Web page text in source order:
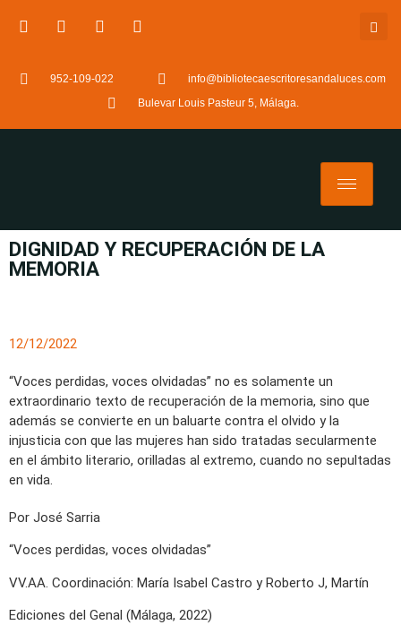
952-109-022
info@bibliotecaescritoresandaluces.com
Bulevar Louis Pasteur 5, Málaga.
DIGNIDAD Y RECUPERACIÓN DE LA
MEMORIA
12/12/2022
“Voces perdidas, voces olvidadas” no es solamente un
extraordinario texto de recuperación de la memoria, sino que
además se convierte en un baluarte contra el olvido y la
injusticia con que las mujeres han sido tratadas secularmente
en el ámbito literario, orilladas al extremo, cuando no sepultadas
en vida.
Por José Sarria
“Voces perdidas, voces olvidadas”
VV.AA. Coordinación: María Isabel Castro y Roberto J, Martín
Ediciones del Genal (Málaga, 2022)